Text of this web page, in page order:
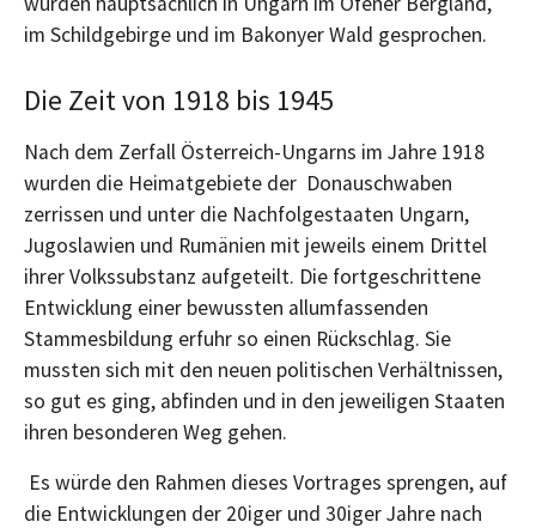
im Schildgebirge und im Bakonyer Wald gesprochen.
Die Zeit von 1918 bis 1945
Nach dem Zerfall Österreich-Ungarns im Jahre 1918
wurden die Heimatgebiete der Donauschwaben
zerrissen und unter die Nachfolgestaaten Ungarn,
Jugoslawien und Rumänien mit jeweils einem Drittel
ihrer Volkssubstanz aufgeteilt. Die fortgeschrittene
Entwicklung einer bewussten allumfassenden
Stammesbildung erfuhr so einen Rückschlag. Sie
mussten sich mit den neuen politischen Verhältnissen,
so gut es ging, abfinden und in den jeweiligen Staaten
ihren besonderen Weg gehen.
Es würde den Rahmen dieses Vortrages sprengen, auf
die Entwicklungen der 20iger und 30iger Jahre nach